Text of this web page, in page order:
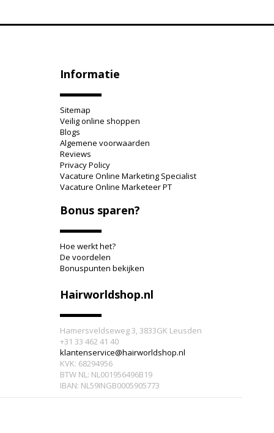
Informatie
Sitemap
Veilig online shoppen
Blogs
Algemene voorwaarden
Reviews
Privacy Policy
Vacature Online Marketing Specialist
Vacature Online Marketeer PT
Bonus sparen?
Hoe werkt het?
De voordelen
Bonuspunten bekijken
Hairworldshop.nl
Hamersveldseweg 3, 3833GK Leusden
+31 33 462 41 40
klantenservice@hairworldshop.nl
KVK: 68294956
BTW NL: NL001956496B19
IBAN: NL59INGB0005905773